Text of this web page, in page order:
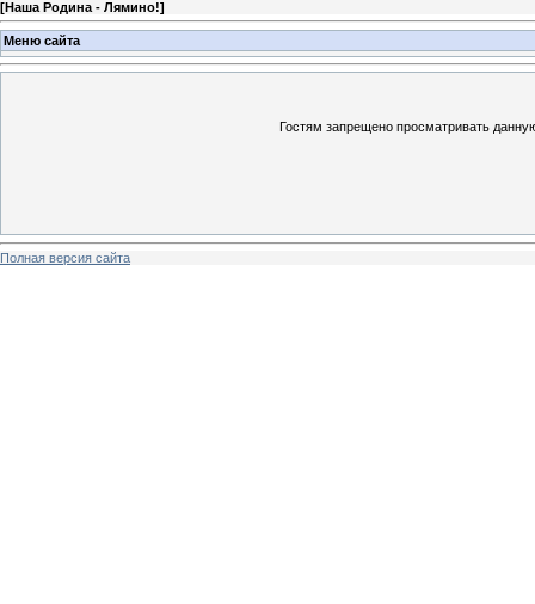
[Наша Родина - Лямино!]
Меню сайта
Гостям запрещено просматривать
Полная версия сайта